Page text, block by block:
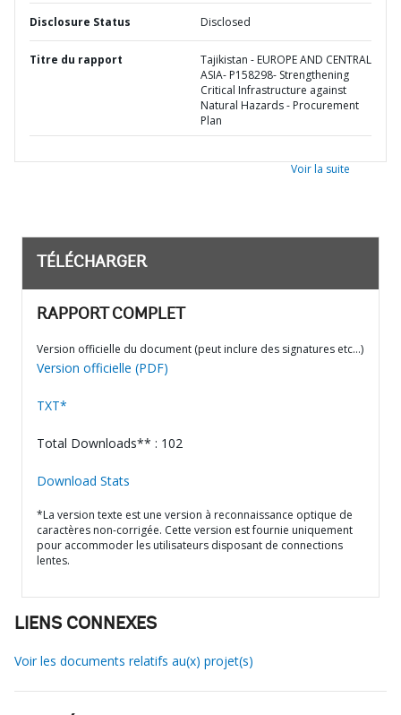
Disclosure Status Disclosed
Titre du rapport
Tajikistan - EUROPE AND CENTRAL
ASIA- P158298- Strengthening
Critical Infrastructure against
Natural Hazards - Procurement
Plan
Voir la suite
TÉLÉCHARGER
RAPPORT COMPLET
Version officielle du document (peut inclure des signatures etc…)
Version officielle (PDF)
TXT*
Total Downloads** : 102
Download Stats
*La version texte est une version à reconnaissance optique de
caractères non-corrigée. Cette version est fournie uniquement
pour accommoder les utilisateurs disposant de connections
lentes.
LIENS CONNEXES
Voir les documents relatifs au(x) projet(s)